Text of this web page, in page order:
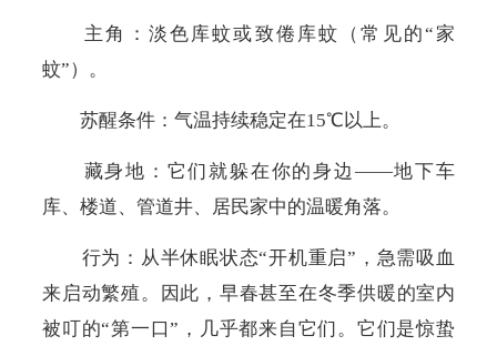
主角： 淡色库蚊或致倦库蚊 （常见的“ 家
蚊”） 。
苏醒条件： 气温持续稳定在15℃以上。
藏身地：它们就躲在你的身边——地下车
库、楼道、管道井、居民家中的温暖角落。
行为：从半休眠状态“开机重启”，急需吸血
来启动繁殖。因此，早春甚至在冬季供暖的室内
被叮的“第一口”，几乎都来自它们。它们是惊蛰